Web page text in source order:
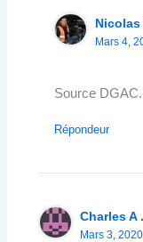
Mars 4,
Source
Répondeur
Charles A
Mars 3,